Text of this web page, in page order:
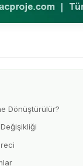
Dönüştürülür?